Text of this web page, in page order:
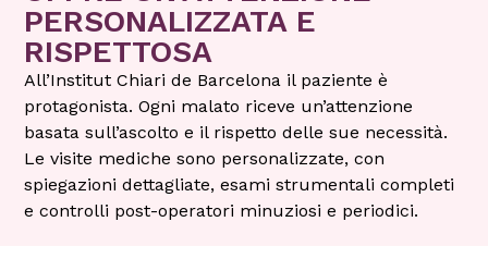
PERSONALIZZATA E
RISPETTOSA
All’Institut Chiari de Barcelona il paziente è
protagonista. Ogni malato riceve un’attenzione
basata sull’ascolto e il rispetto delle sue necessità.
Le visite mediche sono personalizzate, con
spiegazioni dettagliate, esami strumentali completi
e controlli post-operatori minuziosi e periodici.